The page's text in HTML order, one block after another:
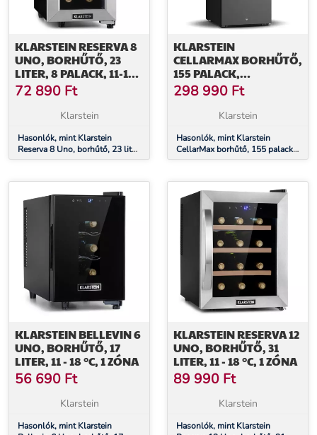
KLARSTEIN RESERVA 8
UNO, BORHŰTŐ, 23
LITER, 8 PALACK, 11-18 °
C, 26 DB,
ROZSDAMENTES ACÉL
72 890 Ft
Klarstein
Hasonlók, mint Klarstein
Reserva 8 Uno, borhűtő, 23 liter,
8 palack, 11-18 ° C, 26 dB,
KLARSTEIN
CELLARMAX BORHŰTŐ,
155 PALACK,
KOMPRESSZOR,
ENERGIAHATÉKONYSÁG
298 990 Ft
Klarstein
Hasonlók, mint Klarstein
CellarMax borhűtő, 155 palack,
Kompresszor,
KLARSTEIN BELLEVIN 6
UNO, BORHŰTŐ, 17
LITER, 11 - 18 °C, 1 ZÓNA
56 690 Ft
Klarstein
Hasonlók, mint Klarstein
KLARSTEIN RESERVA 12
UNO, BORHŰTŐ, 31
LITER, 11 - 18 °C, 1 ZÓNA
89 990 Ft
Klarstein
Hasonlók, mint Klarstein